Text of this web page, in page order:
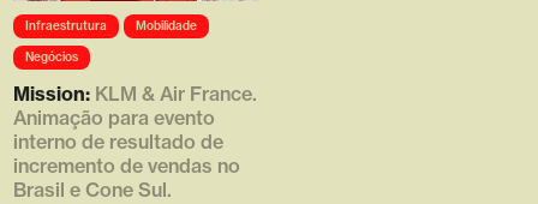
Array ( [0] =>
https://d4g.com.br/wp-
content/uploads/1920/02/klm_m
ission-1918x1080-1-
768x432.png [1] => 768 [2] =>
432 [3] => 1 )
Infraestrutura
Mobilidade
Negócios
Mission: KLM & Air France.
Animação para evento
interno de resultado de
incremento de vendas no
Brasil e Cone Sul.